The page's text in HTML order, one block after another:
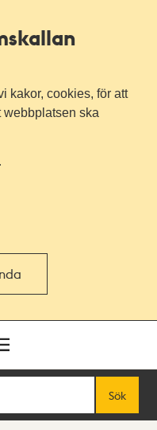
kakor, cookies, för att
webbplatsen ska
Sök